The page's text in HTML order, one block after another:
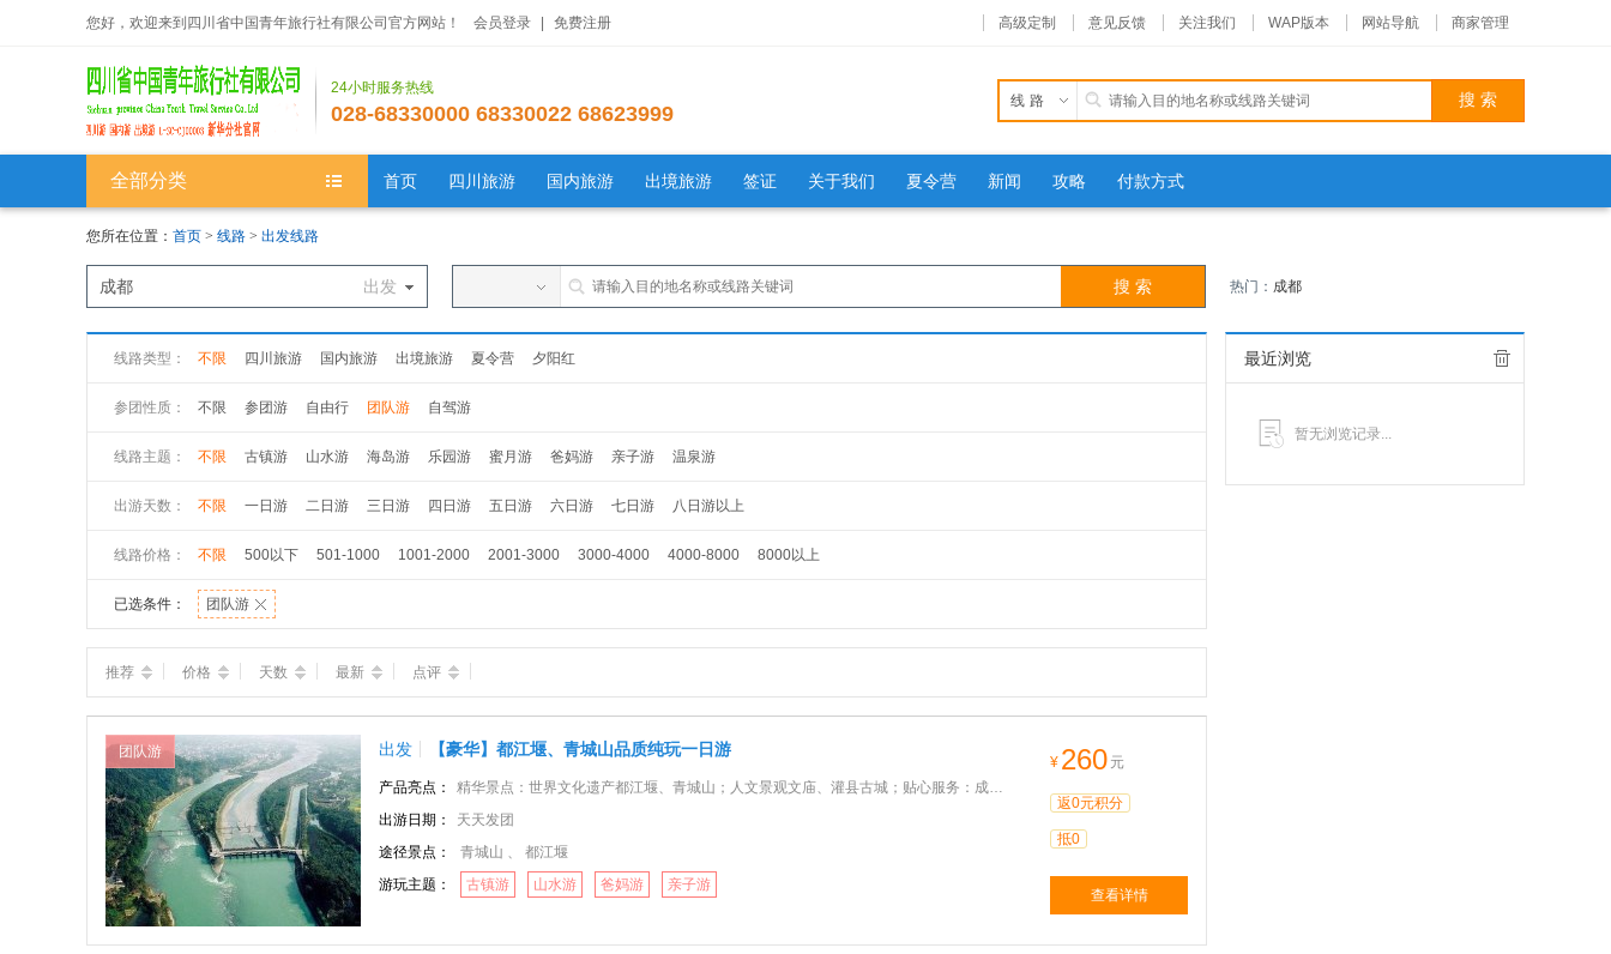
您好，欢迎来到四川省中国青年旅行社有限公司官方网站！ 会员登录 免费注册 高级定制 意见反馈 关注我们 WAP版本 网站导航 商家管理
24小时服务热线
028-68330000 68330022 68623999
线路
全部分类 首页 四川旅游 国内旅游 出境旅游 签证 关于我们 夏令营 新闻 攻略 付款方式
您所在位置： 首页 > 线路 > 出发线路
出发
成都 热门： 成都
线路类型： 不限 四川旅游 国内旅游 出境旅游 夏令营 夕阳红
参团性质： 不限 参团游 自由行 团队游 自驾游
线路主题： 不限 古镇游 山水游 海岛游 乐园游 蜜月游 爸妈游 亲子游 温泉游
出游天数： 不限 一日游 二日游 三日游 四日游 五日游 六日游 七日游 八日游以上
线路价格： 不限 500以下 501-1000 1001-2000 2001-3000 3000-4000 4000-8000 8000以上
已选条件： 团队游
推荐 价格 天数 最新 点评
团队游 出发 【豪华】都江堰、青城山品质纯玩一日游
产品亮点：
精华景点：世界文化遗产都江堰、青城山；人文景观文庙、灌县古城；贴心服务：成都市二环以内上门接送；
出游日期：
天天发团
途径景点：
青城山 、 都江堰
游玩主题：
古镇游 山水游 爸妈游 亲子游
¥ 260 元
返0元积分
抵0
查看详情
最近浏览
暂无浏览记录...